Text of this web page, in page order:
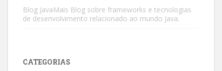
Blog JavaMais Blog sobre frameworks e tecnologias
de desenvolvimento relacionado ao mundo Java.
CATEGORIAS